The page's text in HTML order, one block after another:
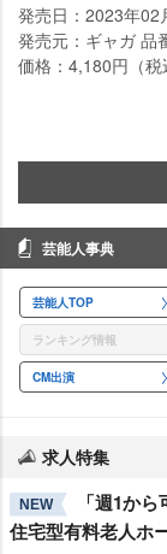
発売日：2023年02
発売元：ギャガ 品
価格：4,180円（税
芸能人事典
芸能人TOP
ランキング情報
CM出演
求人特集
NEW
「週1か
住宅型有料老人ホ